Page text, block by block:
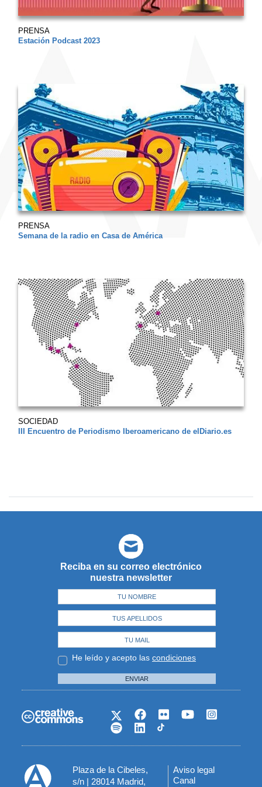
PRENSA
Estación Podcast 2023
PRENSA
Semana de la radio en Casa de América
SOCIEDAD
III Encuentro de Periodismo Iberoamericano de elDiario.es
Reciba en su correo electrónico
nuestra newsletter
He leído y acepto las condiciones
ENVIAR
Plaza de la Cibeles,
s/n | 28014 Madrid,
Menú
Aviso legal
Canal